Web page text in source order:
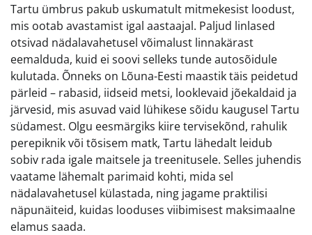
Tartu ümbrus pakub uskumatult mitmekesist loodust,
mis ootab avastamist igal aastaajal. Paljud linlased
otsivad nädalavahetusel võimalust linnakärast
eemalduda, kuid ei soovi selleks tunde autosõidule
kulutada. Õnneks on Lõuna-Eesti maastik täis peidetud
pärleid – rabasid, iidseid metsi, looklevaid jõekaldaid ja
järvesid, mis asuvad vaid lühikese sõidu kaugusel Tartu
südamest. Olgu eesmärgiks kiire tervisekõnd, rahulik
perepiknik või tõsisem matk, Tartu lähedalt leidub
sobiv rada igale maitsele ja treenitusele. Selles juhendis
vaatame lähemalt parimaid kohti, mida sel
nädalavahetusel külastada, ning jagame praktilisi
näpunäiteid, kuidas looduses viibimisest maksimaalne
elamus saada.